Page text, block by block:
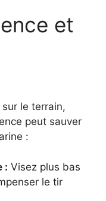
et
le terrain,
peut sauver
:
: Visez plus bas
le tir